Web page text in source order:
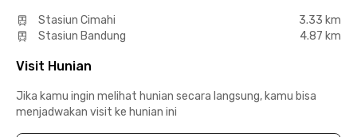
Stasiun Cimahi
3.33 km
Stasiun Bandung
4.87 km
Visit Hunian
Jika kamu ingin melihat hunian secara langsung, kamu bisa
menjadwakan visit ke hunian ini